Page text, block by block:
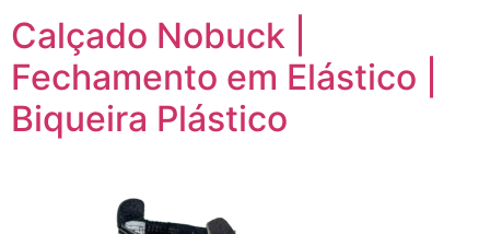
Calçado Nobuck |
Fechamento em Elástico |
Biqueira Plástico